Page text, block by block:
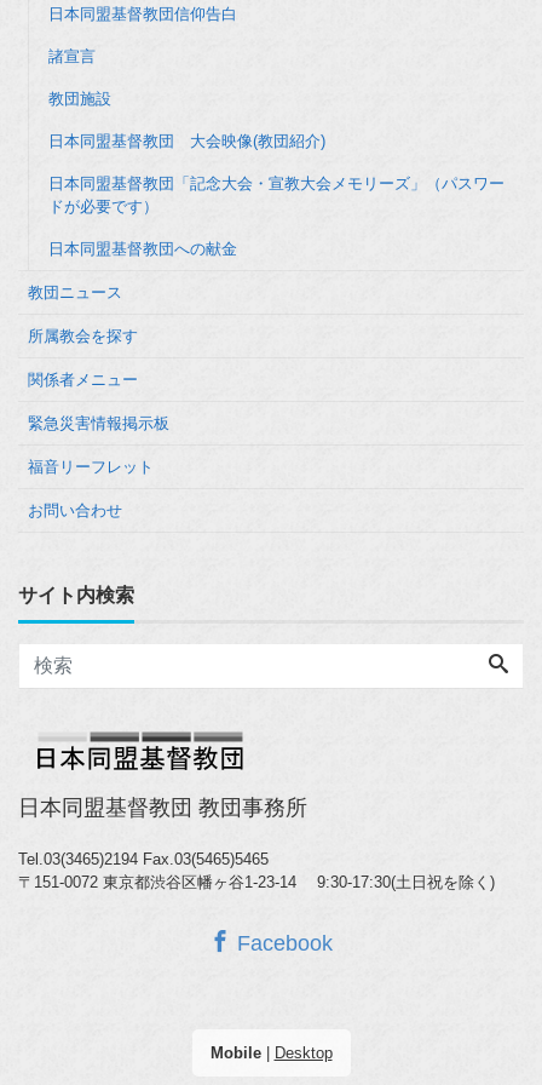
日本同盟基督教団信仰告白
諸宣言
教団施設
日本同盟基督教団 大会映像(教団紹介)
日本同盟基督教団「記念大会・宣教大会メモリーズ」（パスワー
ドが必要です）
日本同盟基督教団への献金
教団ニュース
所属教会を探す
関係者メニュー
緊急災害情報掲示板
福音リーフレット
お問い合わせ
サイト内検索
日本同盟基督教団 教団事務所
Tel.03(3465)2194 Fax.03(5465)5465
〒151-0072 東京都渋谷区幡ヶ谷1-23-14 9:30-17:30(土日祝を除く)
Facebook
Mobile| Desktop